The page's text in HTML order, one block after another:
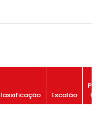
Escalão